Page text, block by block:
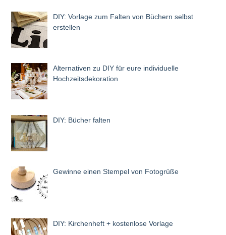
DIY: Vorlage zum Falten von Büchern selbst
erstellen
Alternativen zu DIY für eure individuelle
Hochzeitsdekoration
DIY: Bücher falten
Gewinne einen Stempel von Fotogrüße
DIY: Kirchenheft + kostenlose Vorlage